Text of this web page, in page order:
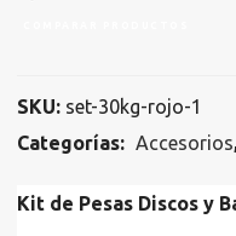
SKU: set-30kg-rojo-1
Categorías: Accesorios
Kit de Pesas Discos y